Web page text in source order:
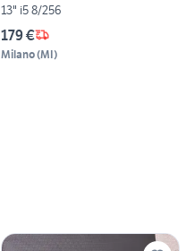
13" i5 8/256
179 €
Milano(MI)